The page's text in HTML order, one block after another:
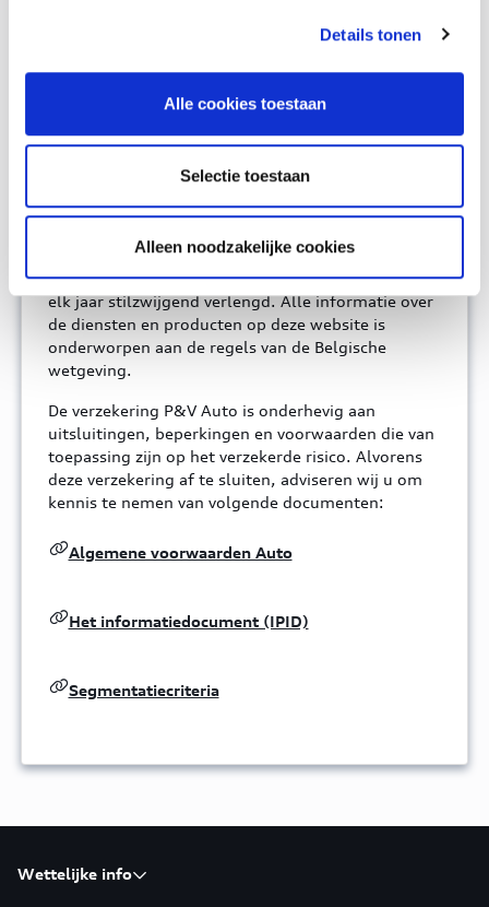
Details tonen
Alle cookies toestaan
Selectie toestaan
Alleen noodzakelijke cookies
Bekijk de opties
Nuttige informatie
Het contract voor deze verzekering wordt
afgesloten voor een periode van één jaar en wordt
elk jaar stilzwijgend verlengd. Alle informatie over
de diensten en producten op deze website is
onderworpen aan de regels van de Belgische
wetgeving.
De verzekering P&V Auto is onderhevig aan
uitsluitingen, beperkingen en voorwaarden die van
toepassing zijn op het verzekerde risico. Alvorens
deze verzekering af te sluiten, adviseren wij u om
kennis te nemen van volgende documenten:
Algemene voorwaarden Auto
Het informatiedocument (IPID)
Segmentatiecriteria
Wettelijke info